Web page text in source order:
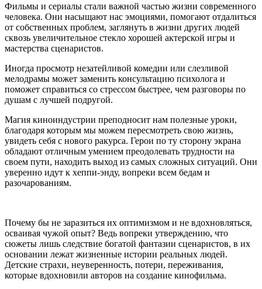
Фильмы и сериалы стали важной частью жизни современного
человека. Они насыщают нас эмоциями, помогают отдалиться
от собственных проблем, заглянуть в жизни других людей
сквозь увеличительное стекло хорошей актерской игры и
мастерства сценаристов.
Иногда просмотр незатейливой комедии или слезливой
мелодрамы может заменить консультацию психолога и
поможет справиться со стрессом быстрее, чем разговоры по
душам с лучшей подругой.
Магия киноиндустрии преподносит нам полезные уроки,
благодаря которым мы можем пересмотреть свою жизнь,
увидеть себя с нового ракурса. Герои по ту сторону экрана
обладают отличным умением преодолевать трудности на
своем пути, находить выход из самых сложных ситуаций. Они
уверенно идут к хеппи-энду, вопреки всем бедам и
разочарованиям.
Почему бы не заразиться их оптимизмом и не вдохновляться,
осваивая чужой опыт? Ведь вопреки утверждению, что
сюжеты лишь следствие богатой фантазии сценаристов, в их
основании лежат жизненные истории реальных людей.
Детские страхи, неуверенность, потери, переживания,
которые вдохновили авторов на создание кинофильма.